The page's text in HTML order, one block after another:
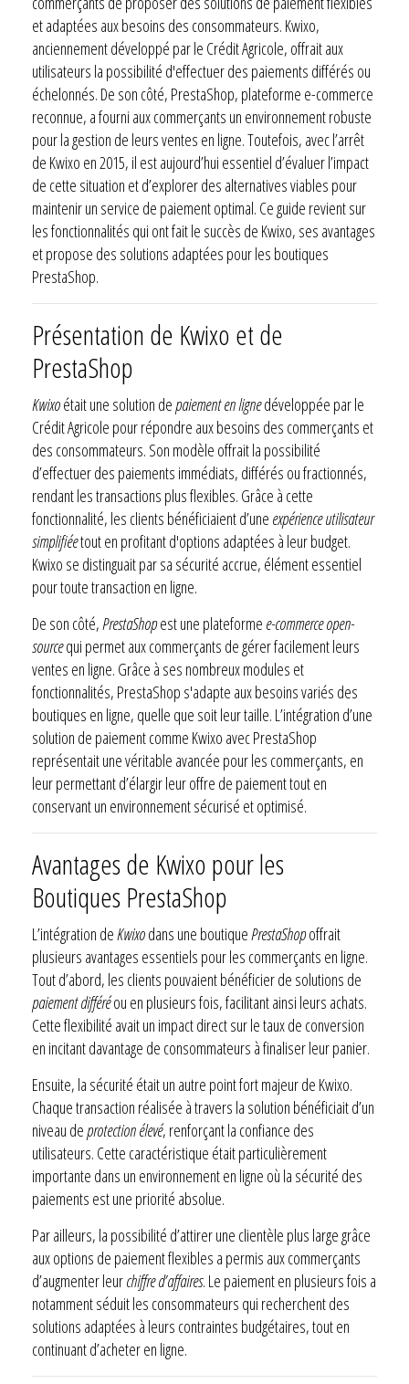
et adaptées aux besoins des consommateurs. Kwixo,
anciennement développé par le Crédit Agricole, offrait aux
utilisateurs la possibilité d'effectuer des paiements différés ou
échelonnés. De son côté, PrestaShop, plateforme e-commerce
reconnue, a fourni aux commerçants un environnement robuste
pour la gestion de leurs ventes en ligne. Toutefois, avec l’arrêt
de Kwixo en 2015, il est aujourd’hui essentiel d’évaluer l’impact
de cette situation et d’explorer des alternatives viables pour
maintenir un service de paiement optimal. Ce guide revient sur
les fonctionnalités qui ont fait le succès de Kwixo, ses avantages
et propose des solutions adaptées pour les boutiques
PrestaShop.
Présentation de Kwixo et de
PrestaShop
Kwixoétait une solution depaiement en lignedéveloppée par le
Crédit Agricole pour répondre aux besoins des commerçants et
des consommateurs. Son modèle offrait la possibilité
d’effectuer des paiements immédiats, différés ou fractionnés,
rendant les transactions plus flexibles. Grâce à cette
fonctionnalité, les clients bénéficiaient d’une expérience utilisateur
simplifiéetout en profitant d'options adaptées à leur budget.
Kwixo se distinguait par sa sécurité accrue, élément essentiel
pour toute transaction en ligne.
De son côté,PrestaShopest une plateforme e-commerce open-
sourcequi permet aux commerçants de gérer facilement leurs
ventes en ligne. Grâce à ses nombreux modules et
fonctionnalités, PrestaShop s'adapte aux besoins variés des
boutiques en ligne, quelle que soit leur taille. L’intégration d’une
solution de paiement comme Kwixo avec PrestaShop
représentait une véritable avancée pour les commerçants, en
leur permettant d’élargir leur offre de paiement tout en
conservant un environnement sécurisé et optimisé.
Avantages de Kwixo pour les
Boutiques PrestaShop
L’intégration deKwixodans une boutiquePrestaShopoffrait
plusieurs avantages essentiels pour les commerçants en ligne.
Tout d’abord, les clients pouvaient bénéficier de solutions de
paiement différéou en plusieurs fois, facilitant ainsi leurs achats.
Cette flexibilité avait un impact direct sur le taux de conversion
en incitant davantage de consommateurs à finaliser leur panier.
Ensuite, la sécurité était un autre point fort majeur de Kwixo.
Chaque transaction réalisée à travers la solution bénéficiait d’un
niveau deprotection élevé, renforçant la confiance des
utilisateurs. Cette caractéristique était particulièrement
importante dans un environnement en ligne où la sécurité des
paiements est une priorité absolue.
Par ailleurs, la possibilité d’attirer une clientèle plus large grâce
aux options de paiement flexibles a permis aux commerçants
d’augmenter leurchiffre d’affaires. Le paiement en plusieurs fois a
notamment séduit les consommateurs qui recherchent des
solutions adaptées à leurs contraintes budgétaires, tout en
continuant d’acheter en ligne.